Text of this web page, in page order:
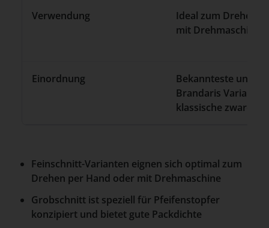
Verwendung
Ideal zum Drehen
mit Drehmaschine
Einordnung
Bekannteste und
Brandaris Variante,
klassische zware-
Feinschnitt-Varianten eignen sich optimal zum
Drehen per Hand oder mit Drehmaschine
Grobschnitt ist speziell für Pfeifenstopfer
konzipiert und bietet gute Packdichte